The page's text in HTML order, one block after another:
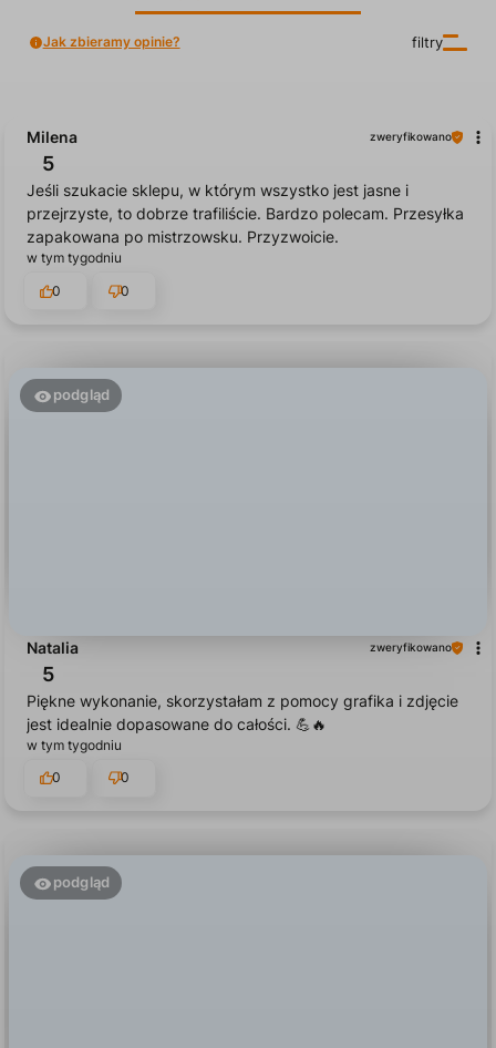
filtry
Jak zbieramy opinie?
Milena zweryfikowano
5
Jeśli szukacie sklepu, w którym wszystko jest jasne i
przejrzyste, to dobrze trafiliście. Bardzo polecam. Przesyłka
zapakowana po mistrzowsku. Przyzwoicie.
w tym tygodniu
0
0
podgląd
Natalia zweryfikowano
5
Piękne wykonanie, skorzystałam z pomocy grafika i zdjęcie
jest idealnie dopasowane do całości. 💪🔥
w tym tygodniu
0
0
podgląd